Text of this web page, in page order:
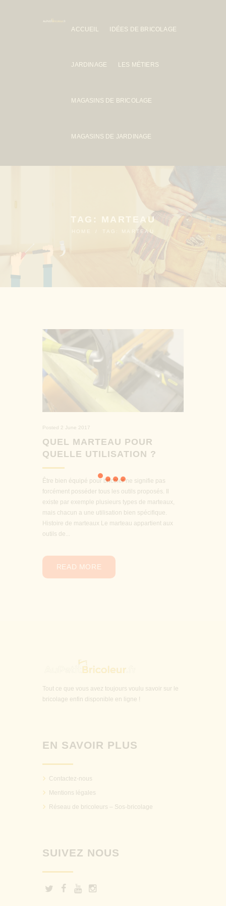
ACCUEIL IDÉES DE BRICOLAGE
JARDINAGE LES MÉTIERS
MAGASINS DE BRICOLAGE
MAGASINS DE JARDINAGE
TAG: MARTEAU
HOME TAG: MARTEAU
Posted 2 June 2017
QUEL MARTEAU POUR
QUELLE UTILISATION ?
Être bien équipé pour bricoler ne signifie pas
forcément posséder tous les outils proposés. Il
existe par exemple plusieurs types de marteaux,
mais chacun a une utilisation bien spécifique.
Histoire de marteaux Le marteau appartient aux
outils de...
READ MORE
Tout ce que vous avez toujours voulu savoir sur le
bricolage enfin disponible en ligne !
EN SAVOIR PLUS
Contactez-nous
Mentions légales
Réseau de bricoleurs – Sos-bricolage
SUIVEZ NOUS